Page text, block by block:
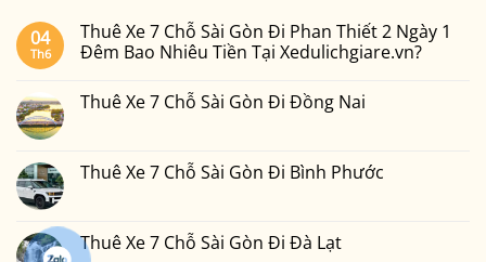
04
Th6
Thuê Xe 7 Chỗ Sài Gòn Đi Phan Thiết 2 Ngày 1
Đêm Bao Nhiêu Tiền Tại Xedulichgiare.vn?
bình
7
Phan
Thiết
Thuê Xe 7 Chỗ Sài Gòn Đi Đồng Nai
luận
ở
Chỗ
Sài
Thuê Xe 7 Chỗ Sài Gòn Đi Bình Phước
luận
ở
Thuê Xe 7 Chỗ Sài Gòn Đi Đà Lạt